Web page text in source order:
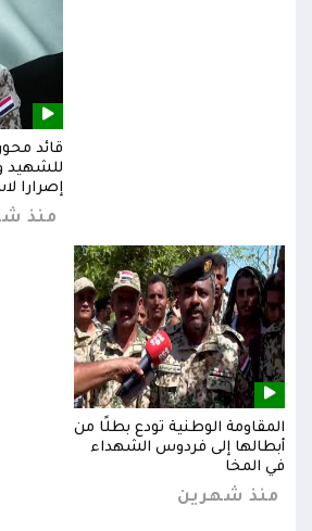
قائد
للشهيد
إصرارا
منذ
المقاومة الوطنية تودع بطلًا من
أبطالها إلى فردوس الشهداء
في المخا
منذ شهرين